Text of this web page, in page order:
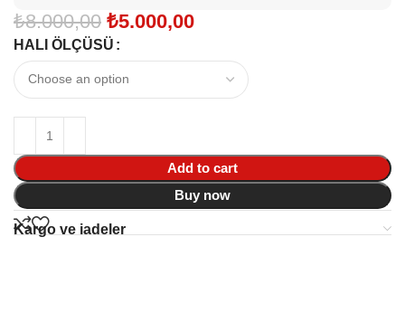
₺8.000,00 ₺5.000,00
HALI ÖLÇÜSÜ
Add to cart
Buy now
Kargo ve iadeler